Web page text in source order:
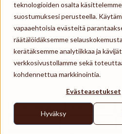
teknologioiden osalta
suostumuksesi perusteella.
vapaaehtoisia evästeitä
räätälöidäksemme
kerätäksemme analytiikkaa ja
verkkosivustollamme sekä
kohdennettua markkinointia.
Evästeasetukset
Hyväksy
Tilaa Epassi
Käyttöpaikat
Tuki
Lounasetu
Liikuntaetu
Työntekijälle